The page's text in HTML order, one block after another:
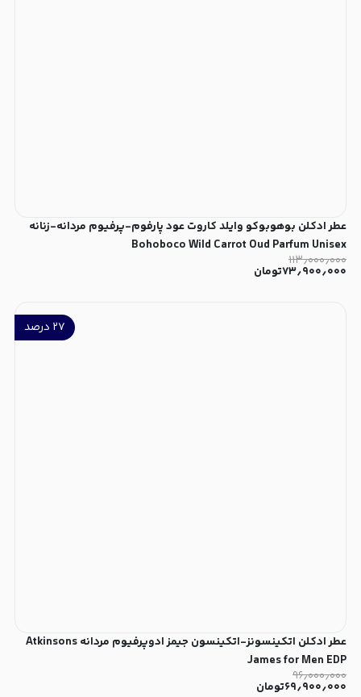
عطر ادکلن بوهوبوکو وایلد کاروت عود پارفوم-پرفیوم مردانه-زنانه
Bohoboco Wild Carrot Oud Parfum Unisex
۱۱۳٫۰۰۰٫۰۰۰
۷۳٫۹۰۰٫۰۰۰تومان
۲۷ درصد
عطر ادکلن اتکینسونز-اتکینسون جیمز ادوپرفیوم مردانه Atkinsons
James for Men EDP
۹۶٫۰۰۰٫۰۰۰
۶۹٫۹۰۰٫۰۰۰تومان